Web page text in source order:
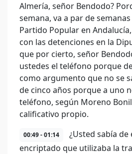
Almería, señor Bendodo?
semana, va a par de
Partido Popular en
con las detenciones en la
que por cierto, señor
ustedes el teléfono porque
como argumento que no se
de cinco años porque a uno
teléfono, según Moreno
calificativo propio.
00:49 - 01:14
¿Usted sabía de
encriptado que utilizaba la